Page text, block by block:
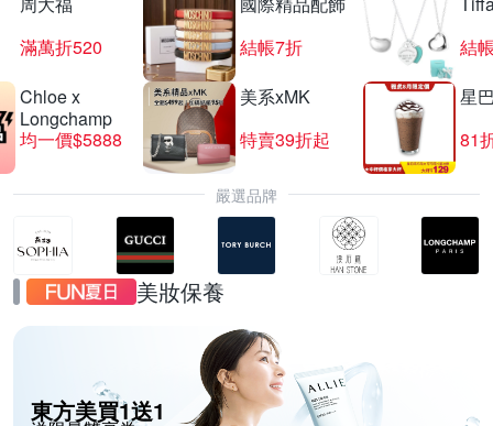
滿萬折520
結帳7折
結
Chloe x
Longchamp
均一價$5888
美系xMK
特賣39折起
星
81
嚴選品牌
美妝保養
東方美買1送1